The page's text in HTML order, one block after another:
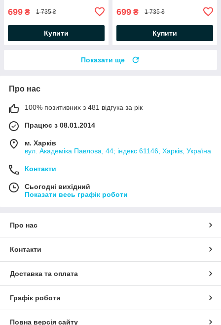
699 ₴ 1 735 ₴
Купити
699 ₴ 1 735 ₴
Купити
Показати ще
Про нас
100% позитивних з 481 відгука за рік
Працює з 08.01.2014
м. Харків
вул. Академіка Павлова, 44; індекс 61146, Харків, Україна
Контакти
Сьогодні вихідний
Показати весь графік роботи
Про нас
Контакти
Доставка та оплата
Графік роботи
Повна версія сайту